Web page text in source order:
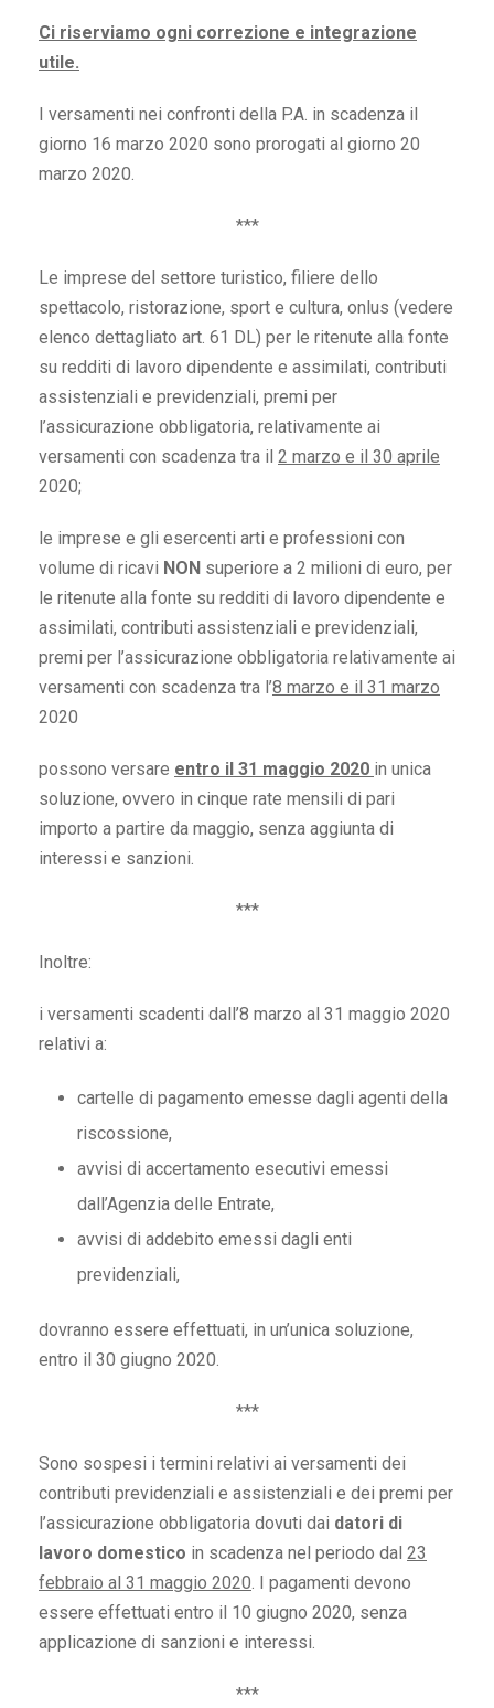
Ci riserviamo ogni correzione e integrazione
utile.
I versamenti nei confronti della P.A. in scadenza il
giorno 16 marzo 2020 sono prorogati al giorno 20
marzo 2020.
***
Le imprese del settore turistico, filiere dello
spettacolo, ristorazione, sport e cultura, onlus (vedere
elenco dettagliato art. 61 DL) per le ritenute alla fonte
su redditi di lavoro dipendente e assimilati, contributi
assistenziali e previdenziali, premi per
l’assicurazione obbligatoria, relativamente ai
versamenti con scadenza tra il 2 marzo e il 30 aprile
2020;
le imprese e gli esercenti arti e professioni con
volume di ricavi NON superiore a 2 milioni di euro, per
le ritenute alla fonte su redditi di lavoro dipendente e
assimilati, contributi assistenziali e previdenziali,
premi per l’assicurazione obbligatoria relativamente ai
versamenti con scadenza tra l’8 marzo e il 31 marzo
2020
possono versare entro il 31 maggio 2020 in unica
soluzione, ovvero in cinque rate mensili di pari
importo a partire da maggio, senza aggiunta di
interessi e sanzioni.
***
Inoltre:
i versamenti scadenti dall’8 marzo al 31 maggio 2020
relativi a:
cartelle di pagamento emesse dagli agenti della
riscossione,
avvisi di accertamento esecutivi emessi
dall’Agenzia delle Entrate,
avvisi di addebito emessi dagli enti
previdenziali,
dovranno essere effettuati, in un’unica soluzione,
entro il 30 giugno 2020.
***
Sono sospesi i termini relativi ai versamenti dei
contributi previdenziali e assistenziali e dei premi per
l’assicurazione obbligatoria dovuti dai datori di
lavoro domestico in scadenza nel periodo dal 23
febbraio al 31 maggio 2020. I pagamenti devono
essere effettuati entro il 10 giugno 2020, senza
applicazione di sanzioni e interessi.
***